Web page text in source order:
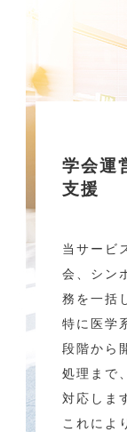
学会運
支援
当サービ
会、シン
務を一括
特に医学
段階から
処理まで
対応しま
これによ